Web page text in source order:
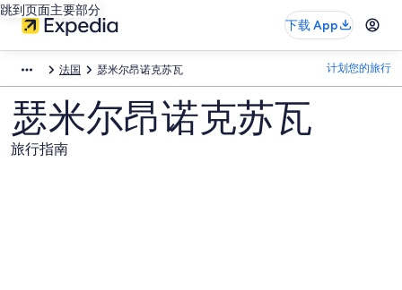
跳到页面主要部分
下载 App
法国 瑟米尔昂诺克苏瓦 计划您的旅行
瑟米尔昂诺克苏瓦
旅行指南